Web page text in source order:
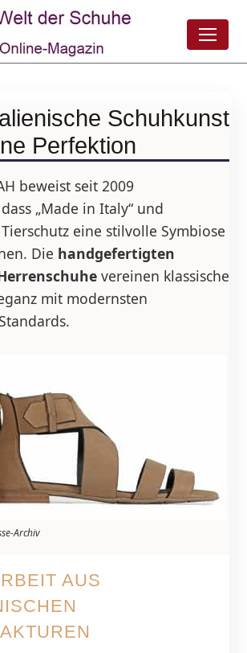
Schuhkunst
Perfektion
beweist seit 2009
„Made in Italy“ und
eine stilvolle Symbiose
Die handgefertigten
vereinen klassische
mit modernsten
Archiv
AUS